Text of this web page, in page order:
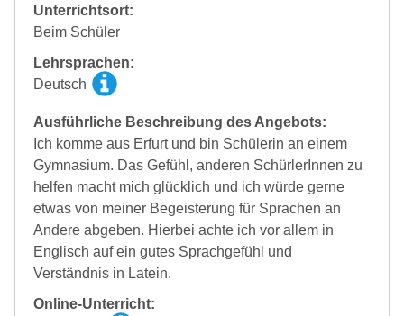
Unterrichtsort:
Beim Schüler
Lehrsprachen:
Deutsch
Ausführliche Beschreibung des Angebots:
Ich komme aus Erfurt und bin Schülerin an einem
Gymnasium. Das Gefühl, anderen SchürlerInnen zu
helfen macht mich glücklich und ich würde gerne
etwas von meiner Begeisterung für Sprachen an
Andere abgeben. Hierbei achte ich vor allem in
Englisch auf ein gutes Sprachgefühl und
Verständnis in Latein.
Online-Unterricht: